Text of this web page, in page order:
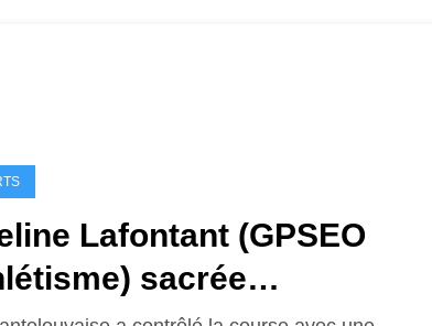
Lafontant (GPSEO
sacrée